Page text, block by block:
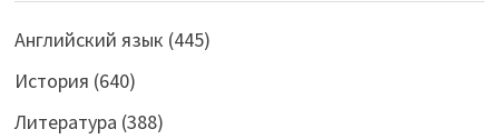
Английский язык (445)
История (640)
Литература (388)